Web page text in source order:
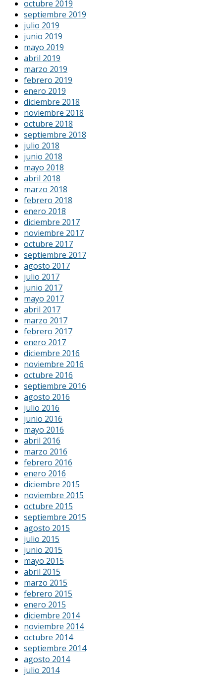
octubre 2019
septiembre 2019
julio 2019
junio 2019
mayo 2019
abril 2019
marzo 2019
febrero 2019
enero 2019
diciembre 2018
noviembre 2018
octubre 2018
septiembre 2018
julio 2018
junio 2018
mayo 2018
abril 2018
marzo 2018
febrero 2018
enero 2018
diciembre 2017
noviembre 2017
octubre 2017
septiembre 2017
agosto 2017
julio 2017
junio 2017
mayo 2017
abril 2017
marzo 2017
febrero 2017
enero 2017
diciembre 2016
noviembre 2016
octubre 2016
septiembre 2016
agosto 2016
julio 2016
junio 2016
mayo 2016
abril 2016
marzo 2016
febrero 2016
enero 2016
diciembre 2015
noviembre 2015
octubre 2015
septiembre 2015
agosto 2015
julio 2015
junio 2015
mayo 2015
abril 2015
marzo 2015
febrero 2015
enero 2015
diciembre 2014
noviembre 2014
octubre 2014
septiembre 2014
agosto 2014
julio 2014